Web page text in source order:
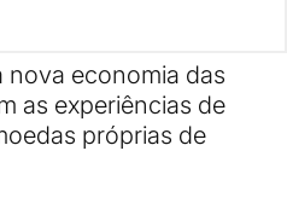
nova economia das
as experiências de
próprias de